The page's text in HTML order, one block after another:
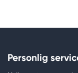
Personlig